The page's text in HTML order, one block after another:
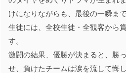
けになりながらも、最後の一瞬ま
生徒には、全校生徒・全観客から
す。
激闘の結果、優勝が決まると、勝
せ、負けたチームは涙を流して悔し